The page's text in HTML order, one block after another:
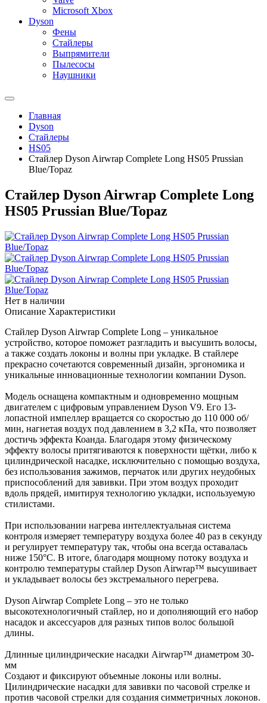
Microsoft Xbox
Dyson
Фены
Стайлеры
Выпрямители
Пылесосы
Наушники
Главная
Dyson
Стайлеры
HS05
Стайлер Dyson Airwrap Complete Long HS05 Prussian
Blue/Topaz
Стайлер Dyson Airwrap Complete Long
HS05 Prussian Blue/Topaz
Нет в наличии
Описание Характеристики
Стайлер Dyson Airwrap Complete Long – уникальное
устройство, которое поможет разгладить и высушить волосы,
а также создать локоны и волны при укладке. В стайлере
прекрасно сочетаются современный дизайн, эргономика и
уникальные инновационные технологии компании Dyson.
Модель оснащена компактным и одновременно мощным
двигателем с цифровым управлением Dyson V9. Его 13-
лопастной импеллер вращается со скоростью до 110 000 об/
мин, нагнетая воздух под давлением в 3,2 кПа, что позволяет
достичь эффекта Коанда. Благодаря этому физическому
эффекту волосы притягиваются к поверхности щётки, либо к
цилиндрической насадке, исключительно с помощью воздуха,
без использования зажимов, перчаток или других неудобных
приспособлений для завивки. При этом воздух проходит
вдоль прядей, имитируя технологию укладки, используемую
стилистами.
При использовании нагрева интеллектуальная система
контроля измеряет температуру воздуха более 40 раз в секунду
и регулирует температуру так, чтобы она всегда оставалась
ниже 150°C. В итоге, благодаря мощному потоку воздуха и
контролю температуры стайлер Dyson Airwrap™ высушивает
и укладывает волосы без экстремального перегрева.
Dyson Airwrap Complete Long – это не только
высокотехнологичный стайлер, но и дополняющий его набор
насадок и аксессуаров для разных типов волос большой
длины.
Длинные цилиндрические насадки Airwrap™ диаметром 30-
мм
Создают и фиксируют объемные локоны или волны.
Цилиндрические насадки для завивки по часовой стрелке и
против часовой стрелки для создания симметричных локонов.